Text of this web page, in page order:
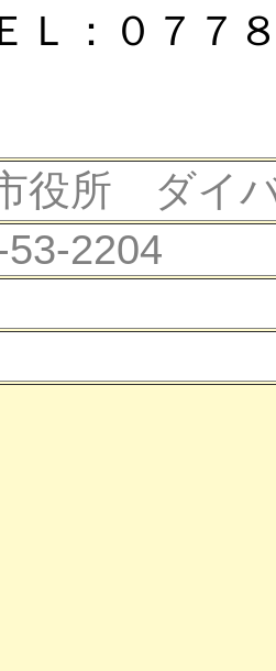
Ｌ：０７７
役所 ダイ
2204